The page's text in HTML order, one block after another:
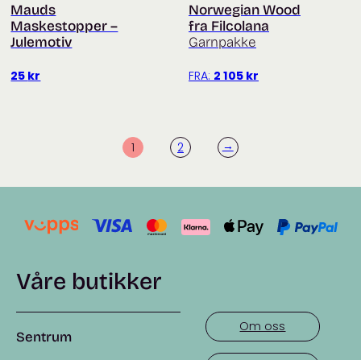
Mauds
Maskestopper –
Julemotiv
25 kr
Norwegian Wood
fra Filcolana
Garnpakke
FRA: 2 105 kr
1 2 →
Våre butikker
Sentrum
Om oss